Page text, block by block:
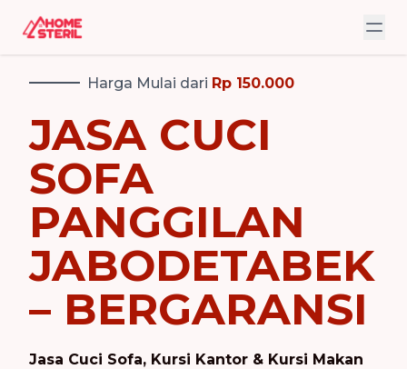
Harga Mulai dari Rp 150.000
JASA CUCI
SOFA
PANGGILAN
JABODETABEK
– BERGARANSI
Jasa Cuci Sofa, Kursi Kantor & Kursi Makan